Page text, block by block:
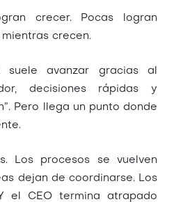
crecer. Pocas logran
crecen.
suele avanzar gracias al
decisiones rápidas y
Pero llega un punto donde
Los procesos se vuelven
dejan de coordinarse. Los
el CEO termina atrapado